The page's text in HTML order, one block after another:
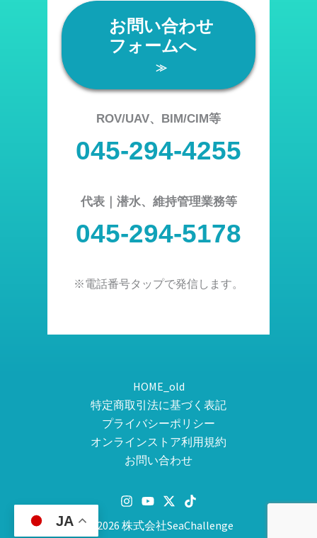
お問い合わせ
フォームへ
≫
ROV/UAV、BIM/CIM等
045-294-4255
代表｜潜水、維持管理業務等
045-294-5178
※電話番号タップで発信します。
HOME_old
特定商取引法に基づく表記
プライバシーポリシー
オンラインストア利用規約
お問い合わせ
© 2026 株式会社SeaChallenge
JA